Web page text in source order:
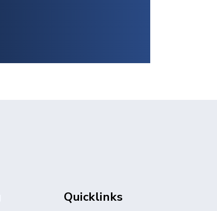
Quicklinks